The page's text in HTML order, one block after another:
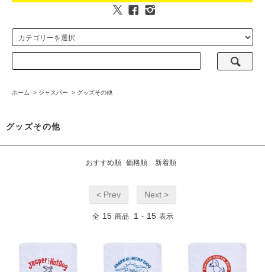
ホーム > ジャスパー > グッズその他
グッズその他
おすすめ順 価格順 新着順
< Prev Next >
全 15 商品 1 - 15 表示